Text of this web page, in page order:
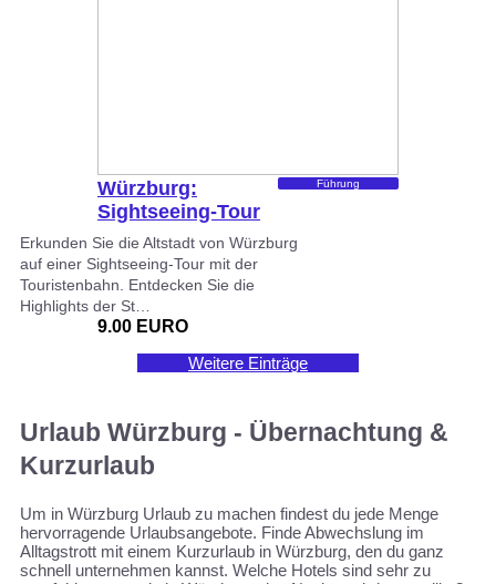
Würzburg:
Sightseeing-Tour
mit der
Touristenbahn
Führung
Erkunden Sie die Altstadt von Würzburg
auf einer Sightseeing-Tour mit der
Touristenbahn. Entdecken Sie die
Highlights der St…
9.00 EURO
Weitere Einträge
Urlaub Würzburg - Übernachtung &
Kurzurlaub
Um in Würzburg Urlaub zu machen findest du jede Menge
hervorragende Urlaubsangebote. Finde Abwechslung im
Alltagstrott mit einem Kurzurlaub in Würzburg, den du ganz
schnell unternehmen kannst. Welche Hotels sind sehr zu